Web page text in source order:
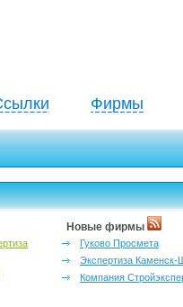
Фирмы
Новые фирмы
Гуково Просмета
Экспертиза Каменск-
Компания